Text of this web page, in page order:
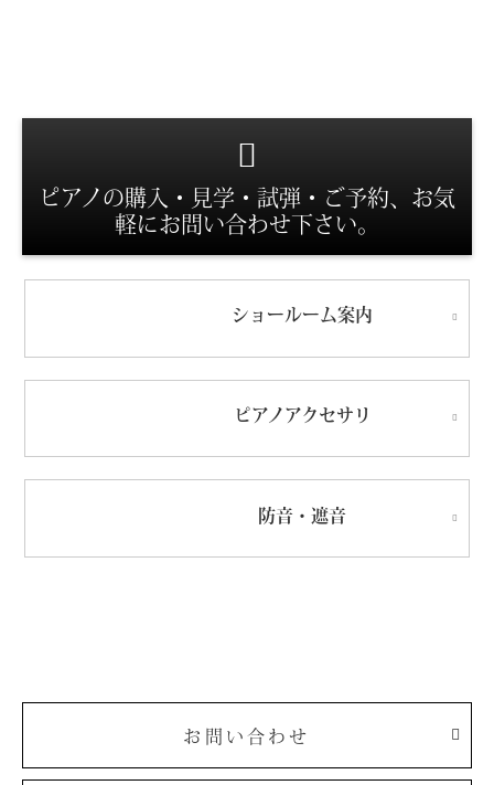
ピアノの購入・見学・試弾・ご予約、お気
軽にお問い合わせ下さい。
ショールーム案内
ピアノアクセサリ
防音・遮音
お問い合わせ